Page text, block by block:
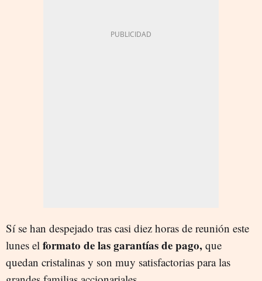
Sí se han despejado tras casi diez horas de reunión este
lunes el formato de las garantías de pago, que
quedan cristalinas y son muy satisfactorias para las